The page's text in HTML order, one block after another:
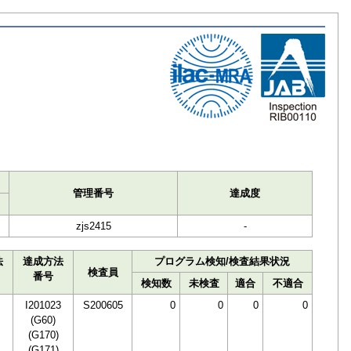
管理番号 達成度
zjs2415 -
達成方法
番号
検査員
プログラム検知/検査結果状況
検知数
未検査 適合
不適合
I201023
(G60)
(G170)
S200605 0 0 0 0